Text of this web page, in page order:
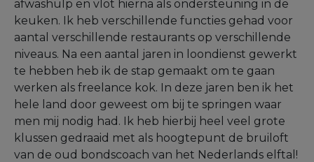
afwashulp en vlot hierna als ondersteuning in de
keuken. Ik heb verschillende functies gehad voor
aantal verschillende restaurants op verschillende
niveaus. Na een aantal jaren in loondienst gewerkt
te hebben heb ik de stap gemaakt om te gaan
werken als freelance kok. In deze jaren ben ik het
hele land door geweest om bij te springen waar
men mij nodig had. Ik heb hierbij heel veel grote
klussen gedraaid met als hoogtepunt de bruiloft
van de oud bondscoach van het Nederlands elftal!